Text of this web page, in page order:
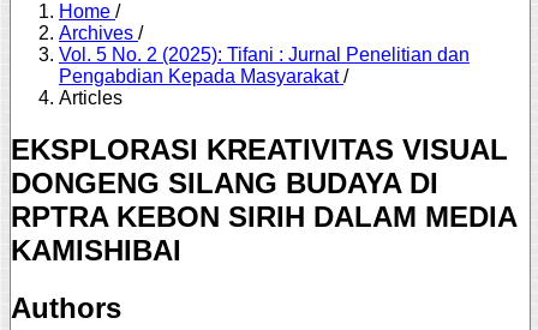
Home /
Archives /
Vol. 5 No. 2 (2025): Tifani : Jurnal Penelitian dan
Pengabdian Kepada Masyarakat/
Articles
EKSPLORASI KREATIVITAS VISUAL
DONGENG SILANG BUDAYA DI
RPTRA KEBON SIRIH DALAM MEDIA
KAMISHIBAI
Authors